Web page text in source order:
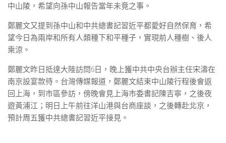
中山陵，希望向孫中山報告當年未竟之事。
鄭麗文又提到孫中山和中共總書記習近平都愛好自然保育，希
望今日為兩岸和所有人類種下和平種子，實現前人種樹、後人
乘涼。
鄭麗文昨日抵達大陸訪問6日，晚上獲中共中央台辦主任宋濤在
南京設宴款待。台灣傳媒報道，鄭麗文結束中山陵行程後會返
回上海，到市區參訪，傍晚會見上海市委書記陳吉寧，之後夜
遊黃浦江；明日上午前往洋山港與台商座談，之後轉赴北京，
預計周五獲中共總書記習近平接見。